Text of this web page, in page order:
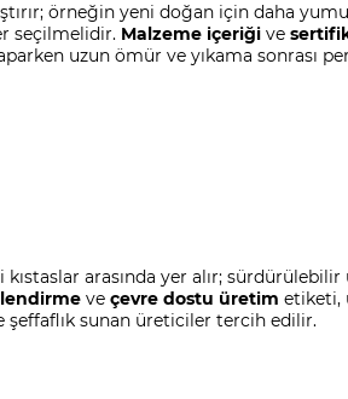
örneğin yeni doğan için daha
seçilmelidir. Malzeme içeriği ve
uzun ömür ve yıkama sonrası
arasında yer alır;
ve çevre dostu üretim etiketi,
şeffaflık sunan üreticiler tercih edilir.